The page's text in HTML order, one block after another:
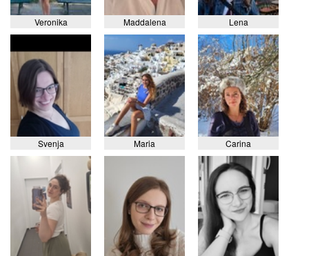
Veronika Maddalena Lena
Svenja Maria Carina